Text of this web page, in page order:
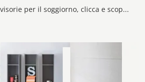
Se cerchi librerie divisorie per il soggiorno, clicca e scopri le nostre soluzioni moderne: il modello Pontile Novamobili ti attende!